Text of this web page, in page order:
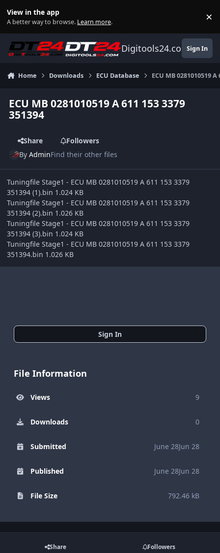
View in the app
A better way to browse. Learn more. ×
Digitools24.comSign In
Home Downloads ECU Database ECU MB 0281010519 A
ECU MB 0281010519 A 611 153 3379
351394
Share
Followers
ByAdminFind their other files
Tuningfile Stage1 - ECU MB 0281010519 A 611 153 3379
351394 (1).bin 1.024 KB
Tuningfile Stage1 - ECU MB 0281010519 A 611 153 3379
351394 (2).bin 1.026 KB
Tuningfile Stage1 - ECU MB 0281010519 A 611 153 3379
351394 (3).bin 1.024 KB
Tuningfile Stage1 - ECU MB 0281010519 A 611 153 3379
351394.bin 1.026 KB
Sign In
File Information
Views 9
Downloads 0
Submitted June 28Jun 28
Published June 28Jun 28
File Size 792.46 kB
Share Followers